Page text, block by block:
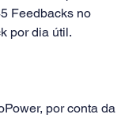
Feedbacks no
por dia útil.
por conta da